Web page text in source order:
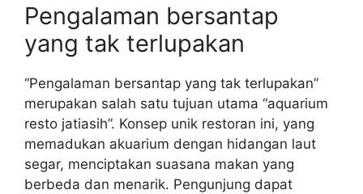
Pengalaman bersantap
yang tak terlupakan
“Pengalaman bersantap yang tak terlupakan”
merupakan salah satu tujuan utama “aquarium
resto jatiasih”. Konsep unik restoran ini, yang
memadukan akuarium dengan hidangan laut
segar, menciptakan suasana makan yang
berbeda dan menarik. Pengunjung dapat